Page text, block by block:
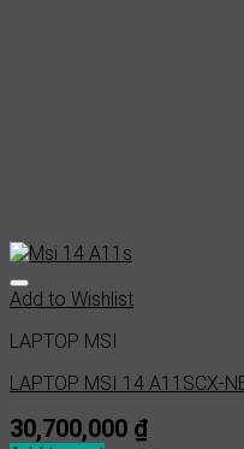
Add to Wishlist
LAPTOP MSI
LAPTOP MSI 14 A11SCX-
30,700,000 ₫